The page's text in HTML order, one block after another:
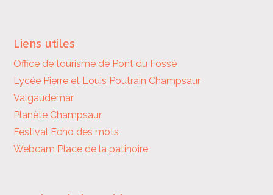
Liens utiles
Office de tourisme de Pont du Fossé
Lycée Pierre et Louis Poutrain Champsaur
Valgaudemar
Planète Champsaur
Festival Echo des mots
Webcam Place de la patinoire